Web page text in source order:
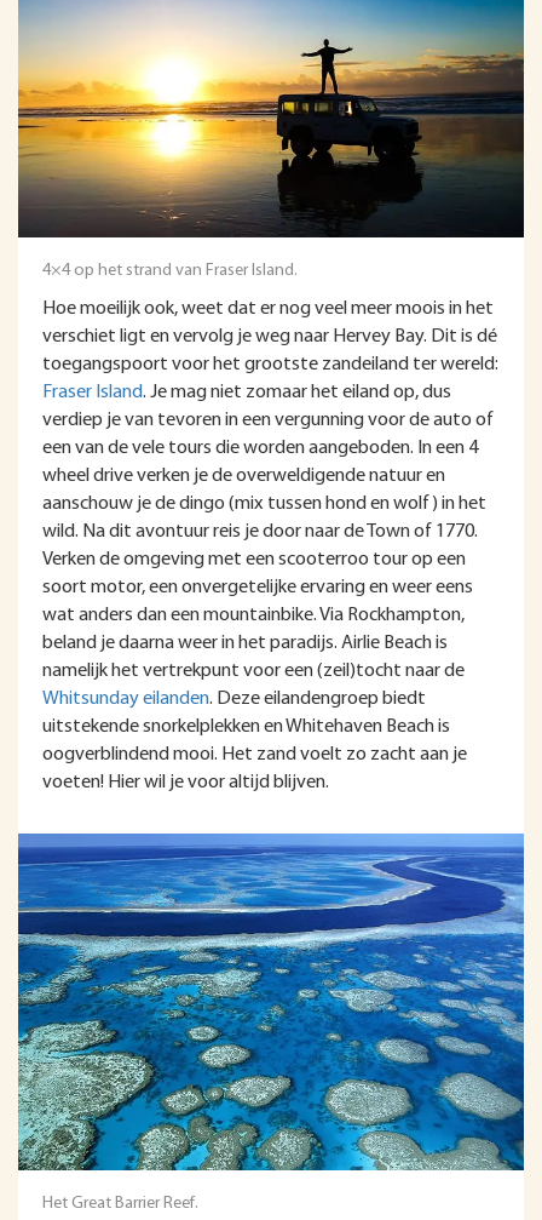
4×4 op het strand van Fraser Island.
Hoe moeilijk ook, weet dat er nog veel meer moois in het
verschiet ligt en vervolg je weg naar Hervey Bay. Dit is dé
toegangspoort voor het grootste zandeiland ter wereld:
Fraser Island. Je mag niet zomaar het eiland op, dus
verdiep je van tevoren in een vergunning voor de auto of
een van de vele tours die worden aangeboden. In een 4
wheel drive verken je de overweldigende natuur en
aanschouw je de dingo (mix tussen hond en wolf) in het
wild. Na dit avontuur reis je door naar de Town of 1770.
Verken de omgeving met een scooterroo tour op een
soort motor, een onvergetelijke ervaring en weer eens
wat anders dan een mountainbike. Via Rockhampton,
beland je daarna weer in het paradijs. Airlie Beach is
namelijk het vertrekpunt voor een (zeil)tocht naar de
Whitsunday eilanden. Deze eilandengroep biedt
uitstekende snorkelplekken en Whitehaven Beach is
oogverblindend mooi. Het zand voelt zo zacht aan je
voeten! Hier wil je voor altijd blijven.
Het Great Barrier Reef.